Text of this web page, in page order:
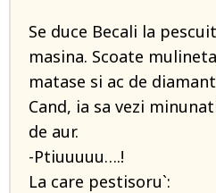
Se duce Becali la
masina. Scoate
matase si ac de
Cand, ia sa vezi
de aur.
-Ptiuuuuu….!
La care pestisoru`: